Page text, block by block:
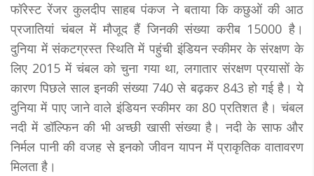
फॉरेस्ट रेंजर कुलदीप साहब पंकज ने बताया कि कछुओं की आठ
प्रजातियां चंबल में मौजूद हैं जिनकी संख्या करीब 15000 है।
दुनिया में संकटग्रस्त स्थिति में पहुंची इंडियन स्कीमर के संरक्षण के
लिए 2015 में चंबल को चुना गया था, लगातार संरक्षण प्रयासों के
कारण पिछले साल इनकी संख्या 740 से बढ़कर 843 हो गई है। ये
दुनिया में पाए जाने वाले इंडियन स्कीमर का 80 प्रतिशत है। चंबल
नदी में डॉल्फिन की भी अच्छी खासी संख्या है। नदी के साफ और
निर्मल पानी की वजह से इनको जीवन यापन में प्राकृतिक वातावरण
मिलता है।